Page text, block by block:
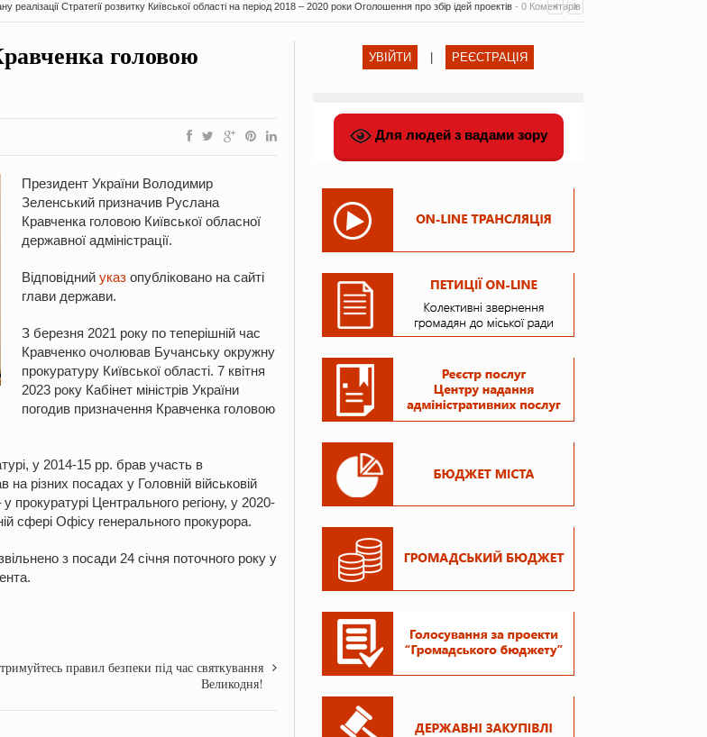
реалізації Стратегії розвитку Київської області на період 2018 – 2020 роки Оголошення про збір ідей проектів - 0 Коментарів
головою
Президент України Володимир
Зеленський призначив Руслана
Кравченка головою Київської обласної
державної адміністрації.
Відповідний указопубліковано на сайті
глави держави.
З березня 2021 року по теперішній час
Кравченко очолював Бучанську окружну
прокуратуру Київської області. 7 квітня
2023 року Кабінет міністрів України
погодив призначення Кравченка головою
у 2014-15 рр. брав участь в
на різних посадах у Головній військовій
прокуратурі Центрального регіону, у 2020-
сфері Офісу генерального прокурора.
з посади 24 січня поточного року у
правил безпеки під час святкування
Великодня!
УВІЙТИ РЕЄСТРАЦІЯ
Для людей з вадами зору